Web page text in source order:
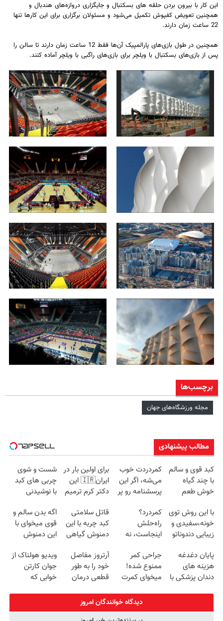
این کار با بیرون بردن حلقه های بسکتبال و جایگزاری دروازه‌های هندبال و
همچنین تعویض کفپوش تکمیل می‌شود و مسئولان برگزاری برای این کارها تنها
22 ساعت زمان دارند.
همچنین در طول بازی‌های پارالمپیک آن‌ها فقط 12 ساعت زمان دارند تا سالن را
پس از بازی‌های بسکتبال با ویلچر برای بازی‌های راگبی با ویلچر آماده کنند.
برچسب‌ها
مجله ورزشگاه‌های جهان
مطالب پیشنهادی
کبد قوی و سالم
با چند گیاه
خوش طعم
کمردردت خوب
می‌شه، اگر این
پرسشنامه رو پر
برای اولین بار در
ایران🇮🇷 این
دکتر کرم ترمیم
ساخت!
شست و شوی
چربی های کبد
با نوشیدنی
با این روش توی
خونه،سفیدی و
زیبایی دندوناتو
(40%off)
کمردرد؟
راه‌حلش
اینجاست، نه
قاتل سلامتی
کبد چربه با این
دمنوش گیاهی
اگه بدن سالم و
قوی میخوای با
این دمنوش
پاکسازی کن
پایان دغدغه
هزینه های
دندان پزشکی با
جراحی کمر
ممنوع شده!
میخوای کمرت
درمان کنی؟
((پرسش‌نامه))
آرتروز مفاصل
خود را به طور
قطعی درمان
◗پرسش‌نامه◖
ویدیو هولناک از
جوان کارتن
خوابی که
دیدگاه خوانندگان امروز